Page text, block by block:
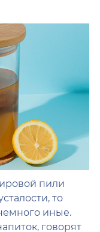
пили
то
иные.
говорят